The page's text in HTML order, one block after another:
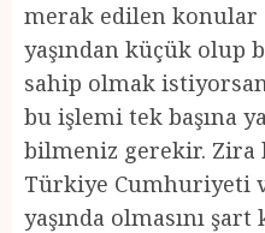
merak edilen konular
yaşından küçük olup
sahip olmak
bu işlemi tek başına
bilmeniz gerekir. Zira
Türkiye Cumhuriyeti
yaşında olmasını